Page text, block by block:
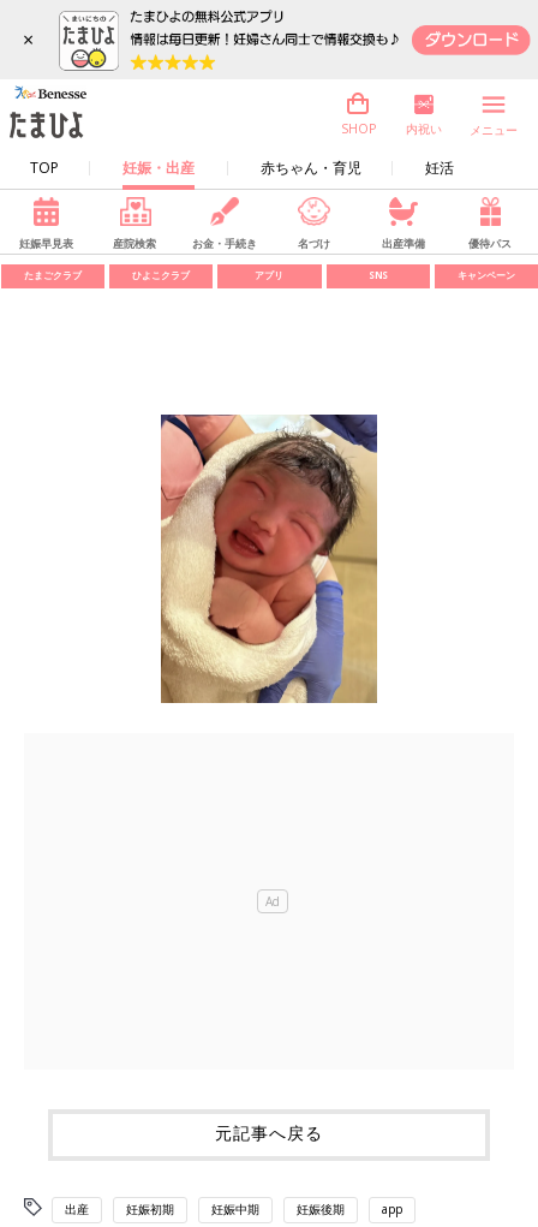
×
TOP 妊娠・出産 赤ちゃん・育児 妊活
SHOP 内祝い メニュー
妊娠早見表 産院検索 お金・手続き 名づけ 出産準備 優待パス
たまごクラブ ひよこクラブ アプリ SNS キャンペーン
元記事へ戻る
出産 妊娠初期 妊娠中期 妊娠後期 app